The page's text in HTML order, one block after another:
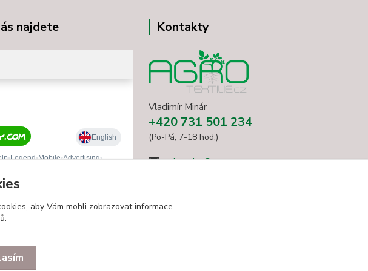
najdete Kontakty
Vladimír Minár
+420 731 501 234
(Po-Pá, 7-18 hod.)
minarvbv@seznam.cz
aby Vám mohli zobrazovat informace